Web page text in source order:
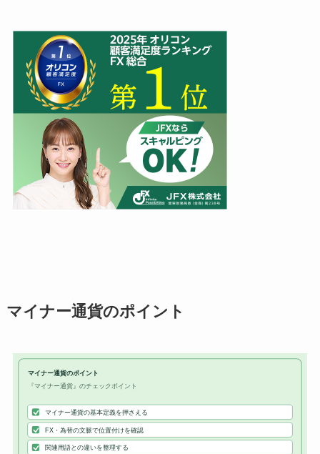
マイナー通貨のポイント
マイナー通貨のポイント
『マイナー通貨』のチェックポイント
マイナー通貨の基本定義を押さえる
FX・為替の文脈で位置付けを確認
関連用語との違いを整理する